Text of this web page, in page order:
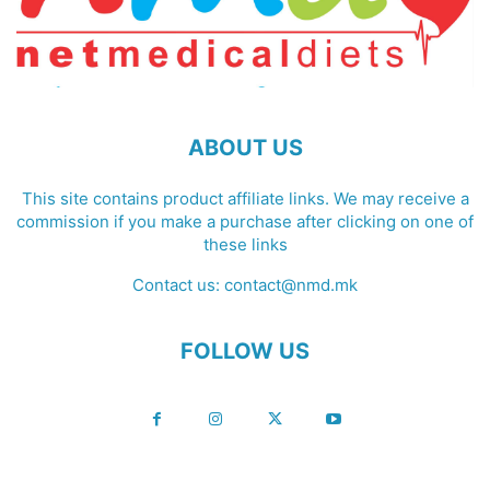
ABOUT US
This site contains product affiliate links. We may receive a
commission if you make a purchase after clicking on one of
these links
Contact us: contact@nmd.mk
FOLLOW US